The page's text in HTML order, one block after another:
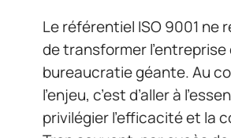
Le référentiel ISO 9001 ne
de transformer l’entreprise
bureaucratie géante. Au
l’enjeu, c’est d’aller à
privilégier l’efficacité et la